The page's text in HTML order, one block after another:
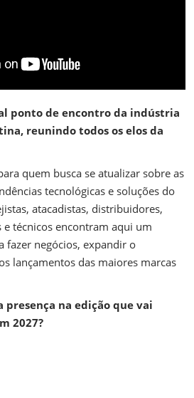
ponto de encontro da indústria
reunindo todos os elos da
quem busca se atualizar sobre as
tecnológicas e soluções do
atacadistas, distribuidores,
técnicos encontram aqui um
fazer negócios, expandir o
lançamentos das maiores marcas
presença na edição que vai
2027?